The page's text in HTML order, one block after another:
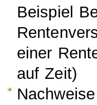
Beispiel
einer
auf Zeit)